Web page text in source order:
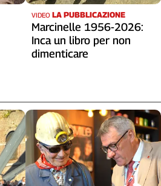
VIDEO LA PUBBLICAZIONE
Marcinelle 1956-2026:
Inca un libro per non
dimenticare